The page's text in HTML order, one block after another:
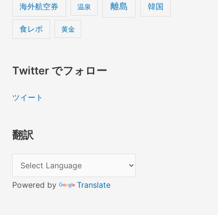
海外航空券 温泉 離島 韓国
食レポ 黄金
Twitter でフォロー
ツイート
翻訳
Powered by Translate